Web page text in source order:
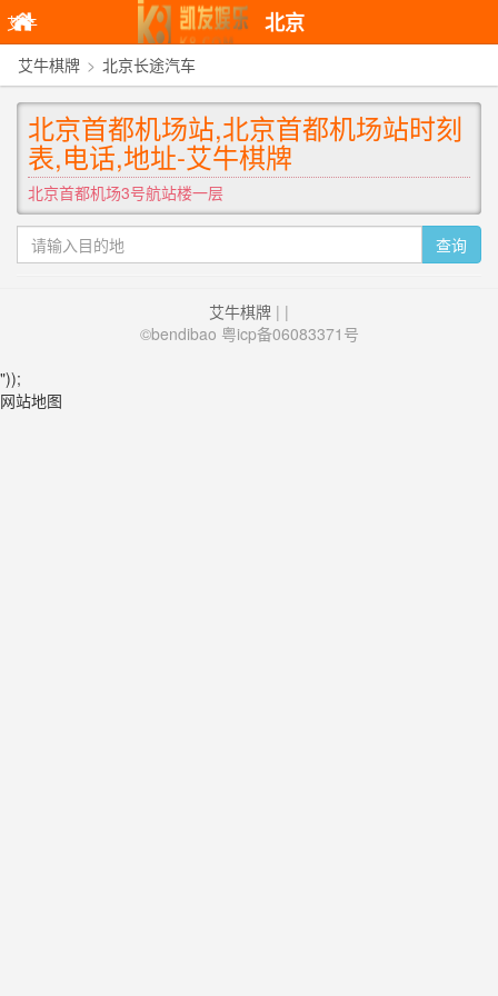
艾牛
棋牌
北京
艾牛棋牌 > 北京长途汽车
北京首都机场站,北京首都机场站时刻
表,电话,地址-艾牛棋牌
北京首都机场3号航站楼一层
查询
艾牛棋牌 | |
©bendibao 粤icp备06083371号
"));
网站地图